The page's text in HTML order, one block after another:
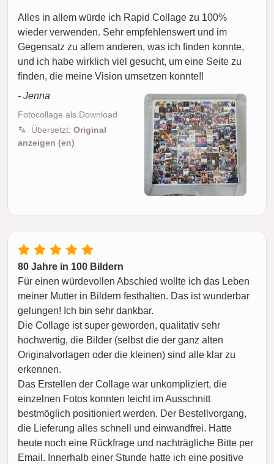
Alles in allem würde ich Rapid Collage zu 100%
wieder verwenden. Sehr empfehlenswert und im
Gegensatz zu allem anderen, was ich finden konnte,
und ich habe wirklich viel gesucht, um eine Seite zu
finden, die meine Vision umsetzen konnte!!
- Jenna
Fotocollage als Download
Übersetzt: Original
anzeigen (en)
80 Jahre in 100 Bildern
Für einen würdevollen Abschied wollte ich das Leben
meiner Mutter in Bildern festhalten. Das ist wunderbar
gelungen! Ich bin sehr dankbar.
Die Collage ist super geworden, qualitativ sehr
hochwertig, die Bilder (selbst die der ganz alten
Originalvorlagen oder die kleinen) sind alle klar zu
erkennen.
Das Erstellen der Collage war unkompliziert, die
einzelnen Fotos konnten leicht im Ausschnitt
bestmöglich positioniert werden. Der Bestellvorgang,
die Lieferung alles schnell und einwandfrei. Hatte
heute noch eine Rückfrage und nachträgliche Bitte per
Email. Innerhalb einer Stunde hatte ich eine positive